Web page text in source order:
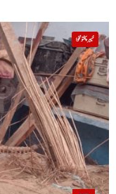
خیبر پختونخوا